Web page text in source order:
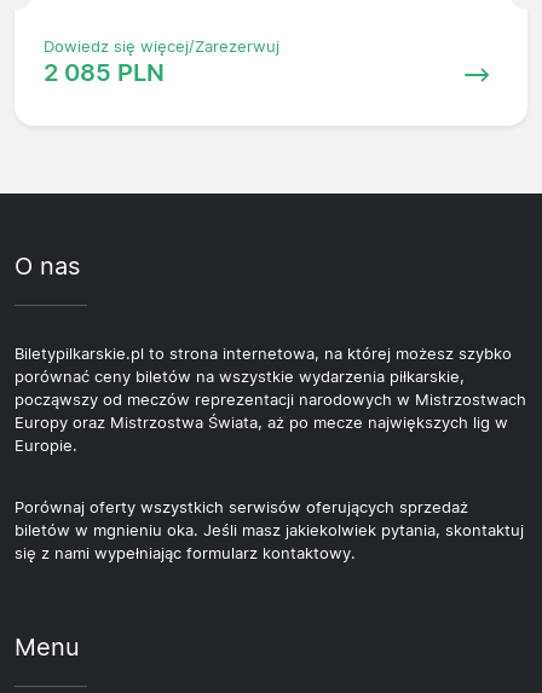
Dowiedz się więcej/Zarezerwuj
2 085 PLN
O nas
Biletypilkarskie.pl to strona internetowa, na której możesz szybko
porównać ceny biletów na wszystkie wydarzenia piłkarskie,
począwszy od meczów reprezentacji narodowych w Mistrzostwach
Europy oraz Mistrzostwa Świata, aż po mecze największych lig w
Europie.
Porównaj oferty wszystkich serwisów oferujących sprzedaż
biletów w mgnieniu oka. Jeśli masz jakiekolwiek pytania, skontaktuj
się z nami wypełniając formularz kontaktowy.
Menu